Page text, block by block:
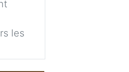
les